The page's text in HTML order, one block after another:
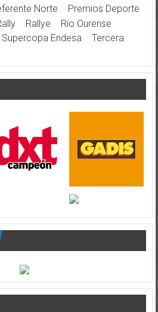
Norte
Premios Deporte
Rallye
Río Ourense
Supercopa Endesa
Tercera